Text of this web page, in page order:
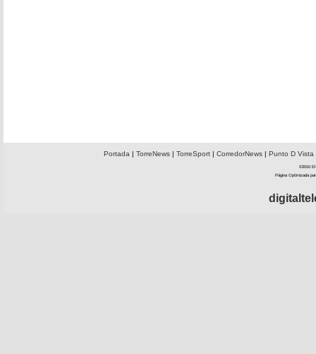
Portada | TorreNews| TorreSport| CorredorNews| Punto D Vista
©2010 El
Página Optimizada